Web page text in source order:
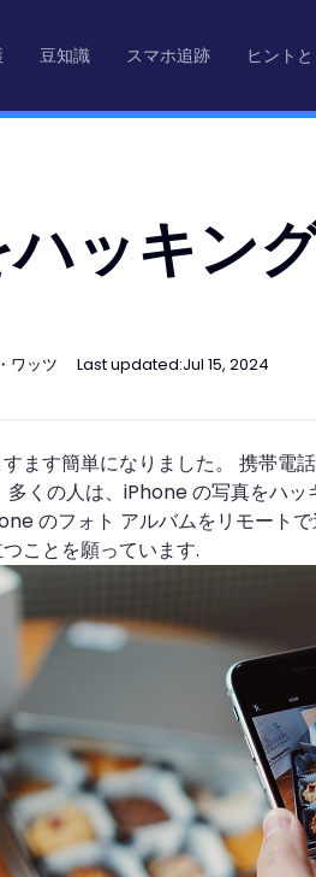
豆知識 スマホ追跡 ヒント
ッキン
ワッツ Last updated:Jul 15, 2024
ます簡単になりました。 携帯電
くの人は、iPhone の写真をハ
のフォト アルバムをリモート
ことを願っています.